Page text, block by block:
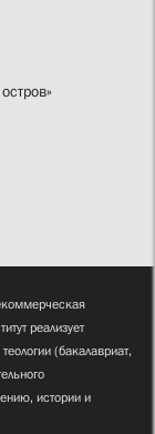
реализует
(бакалавриат,
истории и